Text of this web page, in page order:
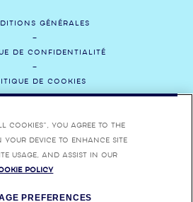
GÉNÉRALES
DE CONFIDENTIALITÉ
DE COOKIES
MÉDIAS
RECRUTEMENT
Cookies”, you agree to the
device to enhance site
usage, and assist in our
Policy
PREFERENCES